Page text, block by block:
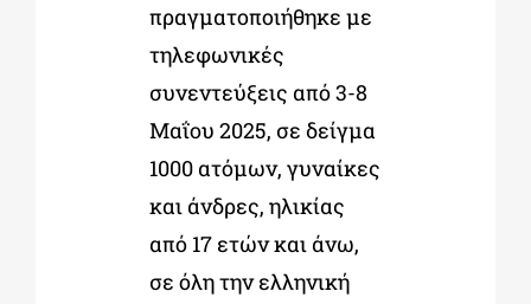
πραγματοποιήθηκε με
τηλεφωνικές
συνεντεύξεις από 3-8
Μαΐου 2025, σε δείγμα
1000 ατόμων, γυναίκες
και άνδρες, ηλικίας
από 17 ετών και άνω,
σε όλη την ελληνική